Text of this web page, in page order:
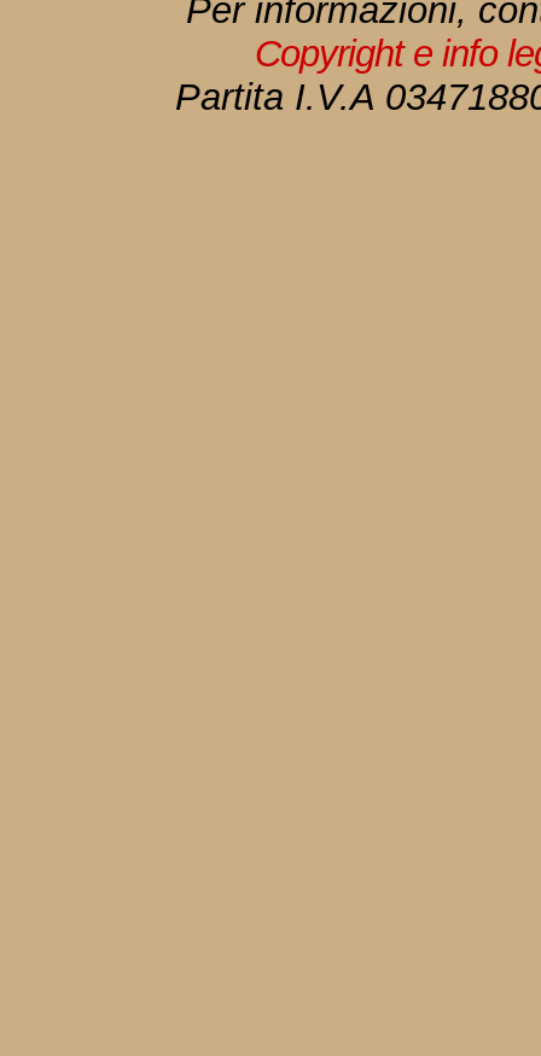
Per informazioni,
Copyright e info
Partita I.V.A